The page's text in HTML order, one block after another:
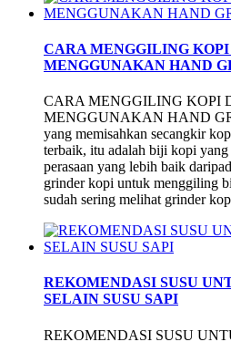
CARA MENGGILING
MENGGUNAKAN HAND
CARA MENGGILING KOPI
MENGGUNAKAN HAND
yang memisahkan secangkir
terbaik, itu adalah biji kopi yang
perasaan yang lebih baik
grinder kopi untuk menggiling
sudah sering melihat grinder
REKOMENDASI SUSU
SELAIN SUSU SAPI
REKOMENDASI SUSU